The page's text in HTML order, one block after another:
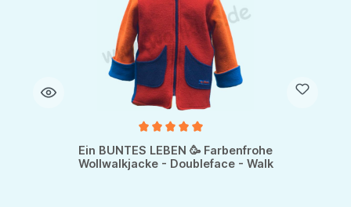
Durchschnittliche Bewertung von 5 von 5 Sternen
Ein BUNTES LEBEN 🥳 Farbenfrohe
Wollwalkjacke - Doubleface - Walk